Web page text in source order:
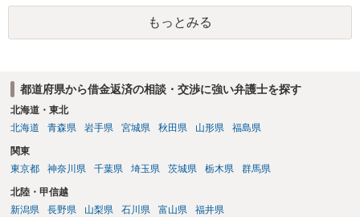
を起こす必要はないかと思います。
もっとみる
都道府県から借金返済の相談・交渉に強い弁護士を探す
北海道・東北
北海道
青森県 岩手県 宮城県 秋田県 山形県 福島県
関東
東京都
神奈川県 千葉県 埼玉県 茨城県 栃木県 群馬県
北陸・甲信越
新潟県
長野県 山梨県 石川県 富山県 福井県